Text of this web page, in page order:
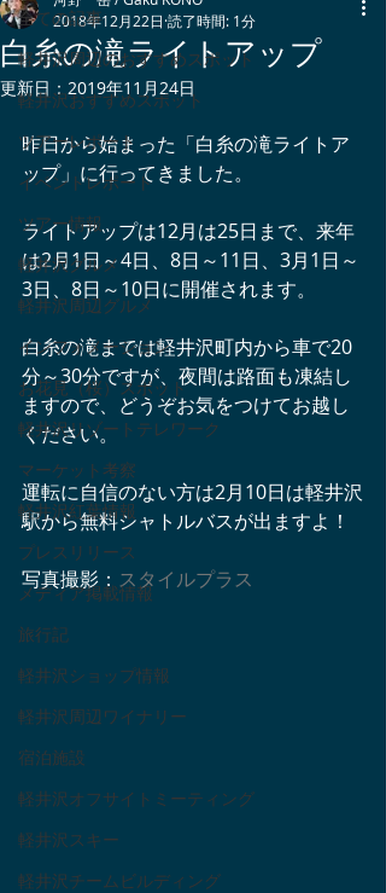
全ての記事
軽井沢周辺のおすすめスポット
軽井沢おすすめスポット
ツアーレポート
イベントレポート
ツアー情報
軽井沢グルメ
軽井沢周辺グルメ
インフォメーション
お花見（桜）スポット
軽井沢リゾートテレワーク
マーケット考察
軽井沢紅葉情報
プレスリリース
メディア掲載情報
旅行記
軽井沢ショップ情報
軽井沢周辺ワイナリー
宿泊施設
軽井沢オフサイトミーティング
軽井沢スキー
軽井沢チームビルディング
白糸の滝ライトアップ
2018年12月22日 読了時間: 1分
更新日： 2019年11月24日
昨日から始まった「白糸の滝ライトア
ップ」に行ってきました。
ライトアップは12月は25日まで、来年
は2月1日～4日、8日～11日、3月1日～
3日、8日～10日に開催されます。
白糸の滝までは軽井沢町内から車で20
分～30分ですが、夜間は路面も凍結し
ますので、どうぞお気をつけてお越し
ください。
運転に自信のない方は2月10日は軽井沢
駅から無料シャトルバスが出ますよ！
写真撮影： スタイルプラス